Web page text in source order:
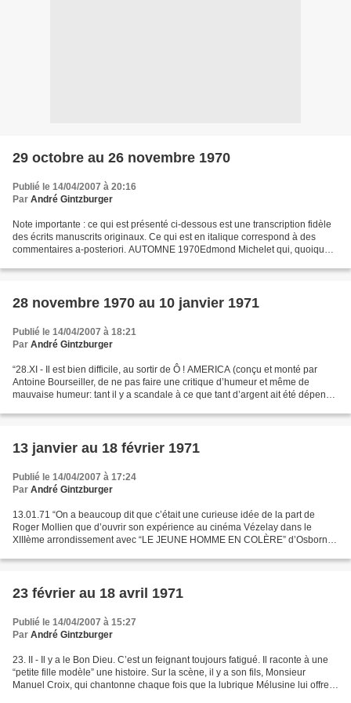
29 octobre au 26 novembre 1970
Publié le 14/04/2007 à 20:16
Par André Gintzburger
Note importante : ce qui est présenté ci-dessous est une transcription fidèle
des écrits manuscrits originaux. Ce qui est en italique correspond à des
commentaires a-posteriori. AUTOMNE 1970Edmond Michelet qui, quoique
28 novembre 1970 au 10 janvier 1971
Publié le 14/04/2007 à 18:21
Par André Gintzburger
“28.XI - Il est bien difficile, au sortir de Ô ! AMERICA (conçu et monté par
Antoine Bourseiller, de ne pas faire une critique d’humeur et même de
mauvaise humeur: tant il y a scandale à ce que tant d’argent ait été dépensé
13 janvier au 18 février 1971
Publié le 14/04/2007 à 17:24
Par André Gintzburger
13.01.71 “On a beaucoup dit que c’était une curieuse idée de la part de
Roger Mollien que d’ouvrir son expérience au cinéma Vézelay dans le
XIIIème arrondissement avec “LE JEUNE HOMME EN COLÈRE” d’Osborne.
23 février au 18 avril 1971
Publié le 14/04/2007 à 15:27
Par André Gintzburger
23. II - Il y a le Bon Dieu. C’est un feignant toujours fatigué. Il raconte à une
“petite fille modèle” une histoire. Sur la scène, il y a son fils, Monsieur
Manuel Croix, qui chantonne chaque fois que la lubrique Mélusine lui offre